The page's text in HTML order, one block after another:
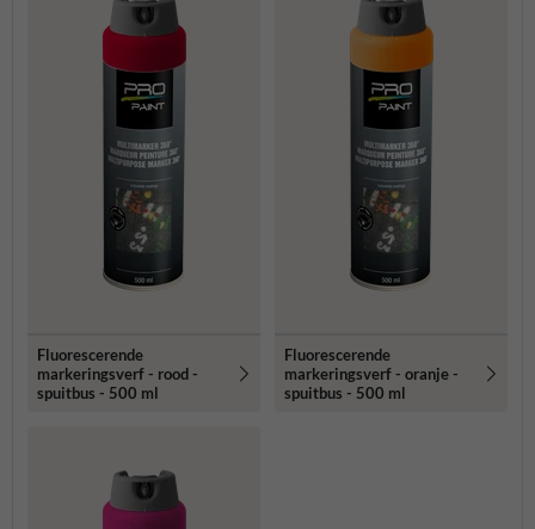
Fluorescerende
markeringsverf - rood -
spuitbus - 500 ml
Fluorescerende
markeringsverf - oranje -
spuitbus - 500 ml